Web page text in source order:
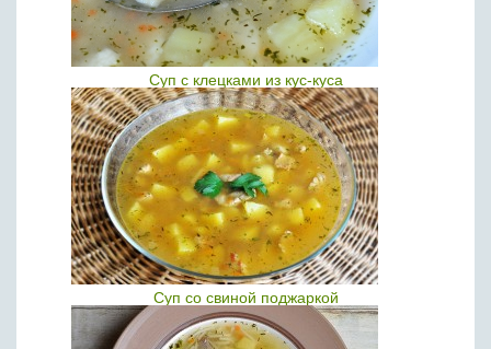
Суп с клецками из кус-куса
Суп со свиной поджаркой